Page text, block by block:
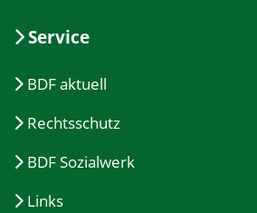
Service
BDF aktuell
Rechtsschutz
BDF Sozialwerk
Links